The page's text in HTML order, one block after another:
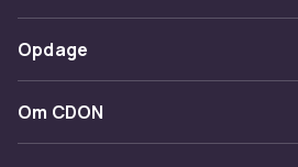
Spor pakke
Fortryd & returner her
Kontakt os
Betaling
Levering
Opdage
Kategorier
Maerke
Om CDON